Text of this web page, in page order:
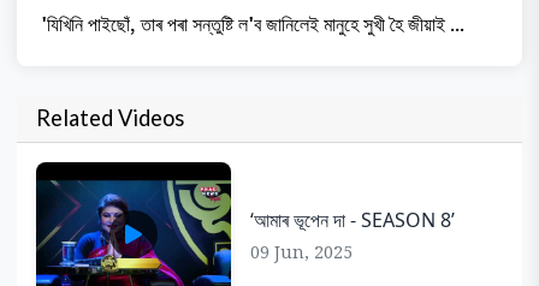
'যিখিনি পাইছোঁ, তাৰ পৰা সন্তুষ্টি ল'ব জানিলেই মানুহে সুখী হৈ জীয়াই ...
Related Videos
‘আমাৰ ভূপেন দা - SEASON 8’
09 Jun, 2025